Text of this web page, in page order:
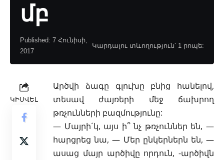
մբ
Published: 7 Հունիսի,
2017
Կարդալու տևողություն՝ 1 րոպե:
ԿԻՍՎԵԼ
Արծվի ձագը գլուխը բնից հանելով,
տեսավ ժայռերի մեջ ճախրող
թռչունների բազմությունը:
— Մայրի´կ, այս ի՞ նչ թռչուններ են, —
հարցրեց նա, — Մեր ընկերներն են, —
ասաց մայր արծիվը որդուն, -արծիվն